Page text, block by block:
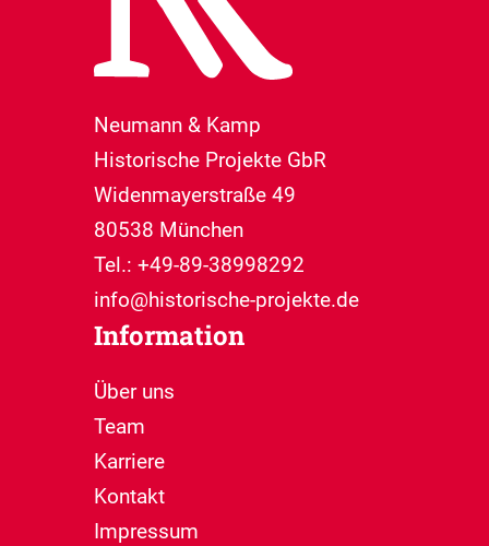
Neumann & Kamp
Historische Projekte GbR
Widenmayerstraße 49
80538 München
Tel.: +49-89-38998292
info@historische-projekte.de
Information
Über uns
Team
Karriere
Kontakt
Impressum